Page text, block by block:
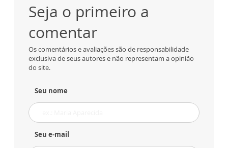
Seja o primeiro a
comentar
Os comentários e avaliações são de responsabilidade
exclusiva de seus autores e não representam a opinião
do site.
Seu nome
Seu e-mail